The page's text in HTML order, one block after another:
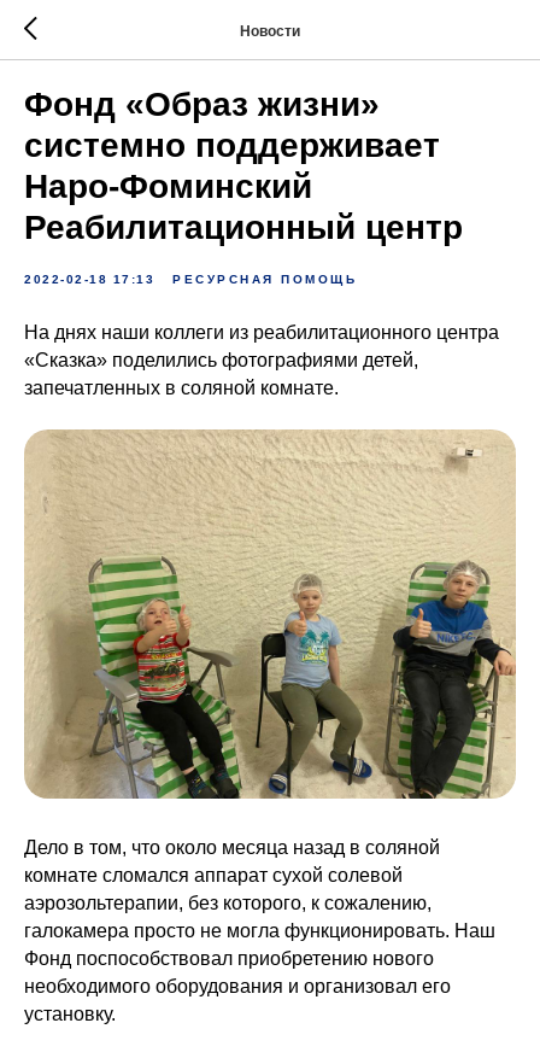
Новости
Фонд «Образ жизни»
системно поддерживает
Наро-Фоминский
Реабилитационный центр
2022-02-18 17:13 РЕСУРСНАЯ ПОМОЩЬ
На днях наши коллеги из реабилитационного центра
«Сказка» поделились фотографиями детей,
запечатленных в соляной комнате.
Дело в том, что около месяца назад в соляной
комнате сломался аппарат сухой солевой
аэрозольтерапии, без которого, к сожалению,
галокамера просто не могла функционировать. Наш
Фонд поспособствовал приобретению нового
необходимого оборудования и организовал его
установку.